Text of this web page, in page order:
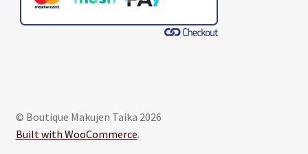
© Boutique Makujen Taika 2026
Built with WooCommerce.